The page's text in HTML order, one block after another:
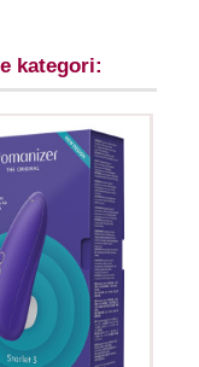
kategori: